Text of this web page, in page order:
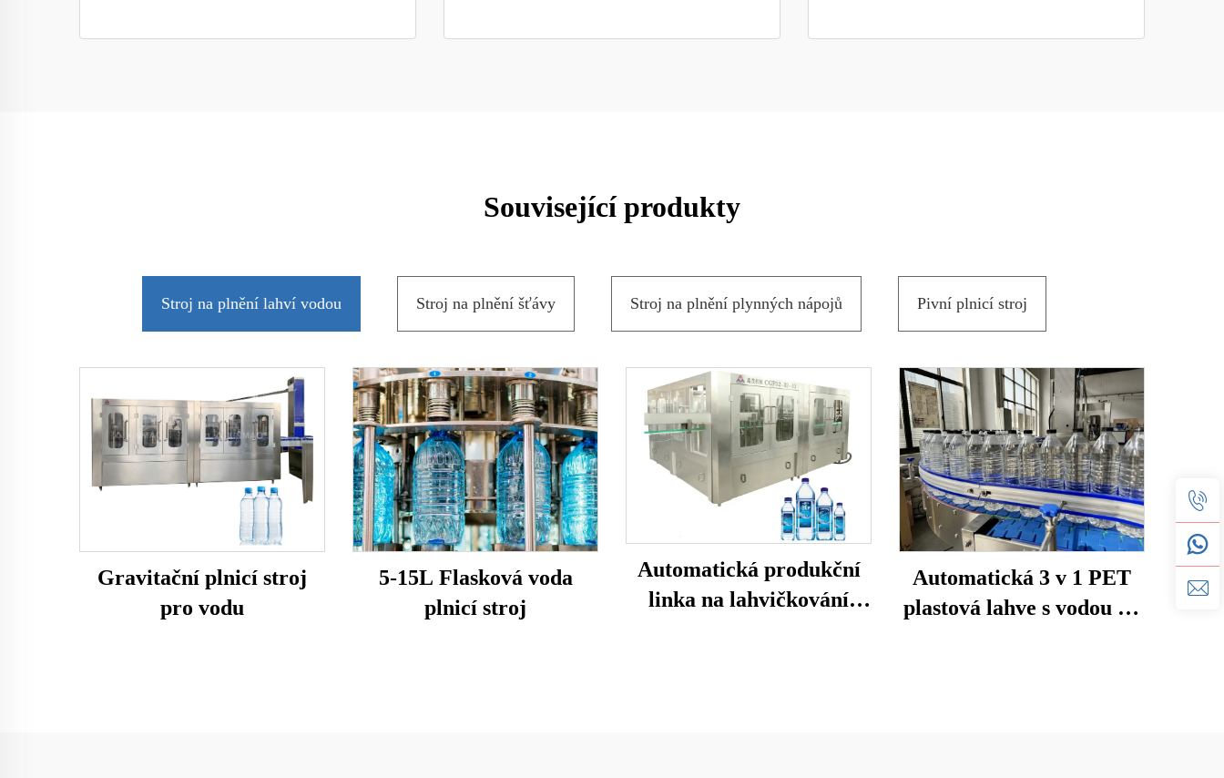
Související produkty
Stroj na plnění lahví vodou Stroj na plnění šťávy Stroj na plnění plynných nápojů Pivní plnicí stroj
Gravitační plnicí stroj
pro vodu
5-15L Flasková voda
plnicí stroj
Automatická produkční
linka na lahvičkování
Automatická 3 v 1 PET
plastová lahve s vodou na